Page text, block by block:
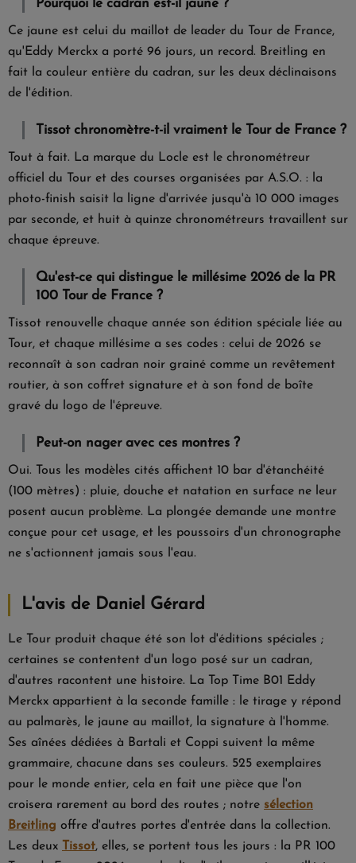
Pourquoi le cadran est-il jaune ?
Ce jaune est celui du maillot de leader du Tour de France,
qu'Eddy Merckx a porté 96 jours, un record. Breitling en
fait la couleur entière du cadran, sur les deux déclinaisons
de l'édition.
Tissot chronomètre-t-il vraiment le Tour de France ?
Tout à fait. La marque du Locle est le chronométreur
officiel du Tour et des courses organisées par A.S.O. : la
photo-finish saisit la ligne d'arrivée jusqu'à 10 000 images
par seconde, et huit à quinze chronométreurs travaillent sur
chaque épreuve.
Qu'est-ce qui distingue le millésime 2026 de la PR
100 Tour de France ?
Tissot renouvelle chaque année son édition spéciale liée au
Tour, et chaque millésime a ses codes : celui de 2026 se
reconnaît à son cadran noir grainé comme un revêtement
routier, à son coffret signature et à son fond de boîte
gravé du logo de l'épreuve.
Peut-on nager avec ces montres ?
Oui. Tous les modèles cités affichent 10 bar d'étanchéité
(100 mètres) : pluie, douche et natation en surface ne leur
posent aucun problème. La plongée demande une montre
conçue pour cet usage, et les poussoirs d'un chronographe
ne s'actionnent jamais sous l'eau.
L'avis de Daniel Gérard
Le Tour produit chaque été son lot d'éditions spéciales ;
certaines se contentent d'un logo posé sur un cadran,
d'autres racontent une histoire. La Top Time B01 Eddy
Merckx appartient à la seconde famille : le tirage y répond
au palmarès, le jaune au maillot, la signature à l'homme.
Ses aînées dédiées à Bartali et Coppi suivent la même
grammaire, chacune dans ses couleurs. 525 exemplaires
pour le monde entier, cela en fait une pièce que l'on
croisera rarement au bord des routes ; notre sélection
Breitling offre d'autres portes d'entrée dans la collection.
Les deux
Tissot, elles, se portent tous les jours : la PR 100